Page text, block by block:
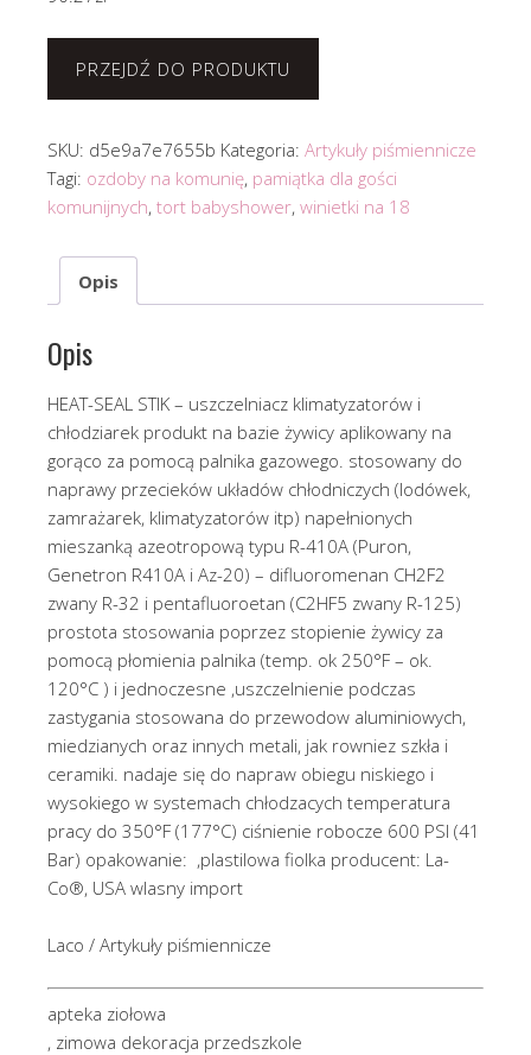
PRZEJDŹ DO PRODUKTU
SKU: d5e9a7e7655b Kategoria: Artykuły piśmiennicze
Tagi: ozdoby na komunię, pamiątka dla gości
komunijnych, tort babyshower, winietki na 18
Opis
Opis
HEAT-SEAL STIK – uszczelniacz klimatyzatorów i
chłodziarek produkt na bazie żywicy aplikowany na
gorąco za pomocą palnika gazowego. stosowany do
naprawy przecieków układów chłodniczych (lodówek,
zamrażarek, klimatyzatorów itp) napełnionych
mieszanką azeotropową typu R-410A (Puron,
Genetron R410A i Az-20) – difluoromenan CH2F2
zwany R-32 i pentafluoroetan (C2HF5 zwany R-125)
prostota stosowania poprzez stopienie żywicy za
pomocą płomienia palnika (temp. ok 250°F – ok.
120°C ) i jednoczesne ,uszczelnienie podczas
zastygania stosowana do przewodow aluminiowych,
miedzianych oraz innych metali, jak rowniez szkła i
ceramiki. nadaje się do napraw obiegu niskiego i
wysokiego w systemach chłodzacych temperatura
pracy do 350°F (177°C) ciśnienie robocze 600 PSI (41
Bar) opakowanie: ,plastilowa fiolka producent: La-
Co®, USA wlasny import
Laco / Artykuły piśmiennicze
apteka ziołowa
, zimowa dekoracja przedszkole